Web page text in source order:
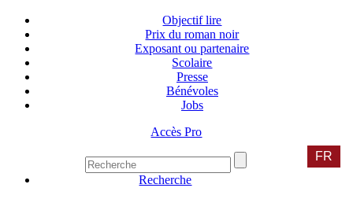
Objectif lire
Prix du roman noir
Exposant ou partenaire
Scolaire
Presse
Bénévoles
Jobs
Accès Pro
FR
Recherche